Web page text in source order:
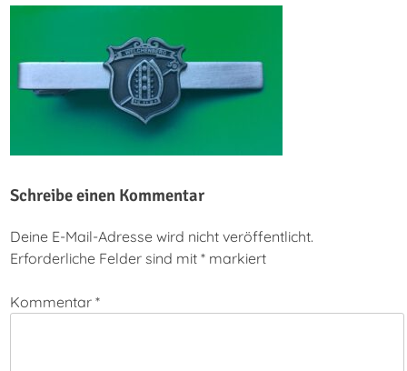
Schreibe einen Kommentar
Deine E-Mail-Adresse wird nicht veröffentlicht.
Erforderliche Felder sind mit* markiert
Kommentar*